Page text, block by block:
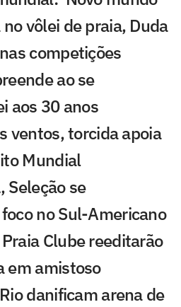
vôlei de praia, Duda
competições
ao se
aos 30 anos
ventos, torcida apoia
Mundial
Seleção se
no Sul-Americano
Clube reeditarão
em amistoso
danificam arena de